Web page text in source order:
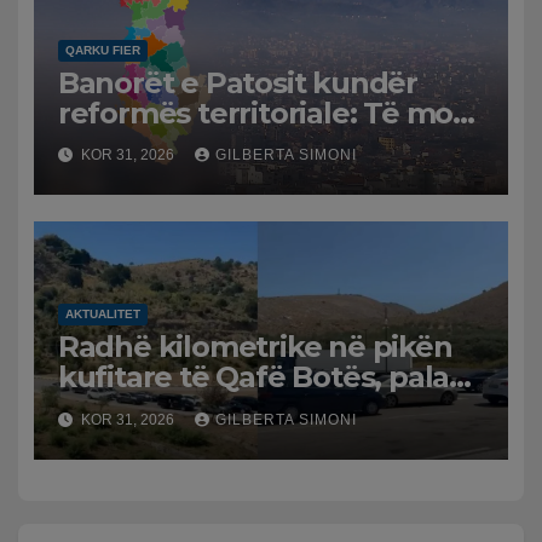
QARKU FIER
Banorët e Patosit kundër
reformës territoriale: Të mos
humbasim identitetin e
qytetit
KOR 31, 2026 GILBERTA SIMONI
AKTUALITET
Radhë kilometrike në pikën
kufitare të Qafë Botës, pala
greke raporton defekt në
sistem, qytetarët mbeten të
bllokuar
KOR 31, 2026 GILBERTA SIMONI